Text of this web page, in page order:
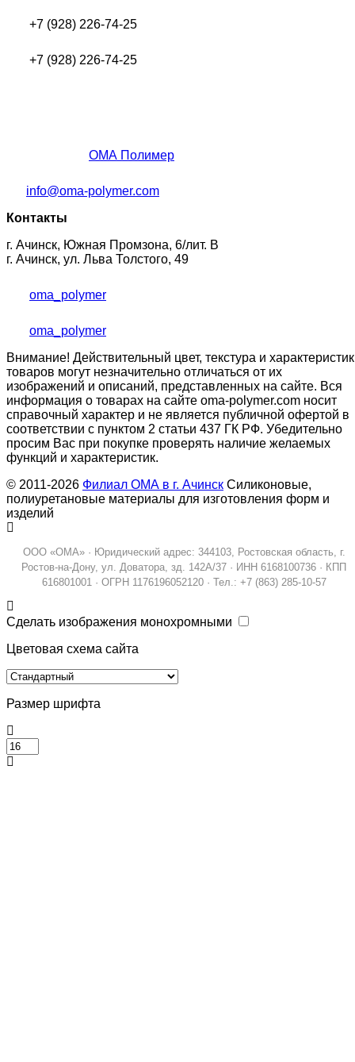
+7 (928) 226-74-25
+7 (928) 226-74-25
ОМА Полимер
info@oma-polymer.com
Контакты
г. Ачинск, Южная Промзона, 6/лит. В
г. Ачинск, ул. Льва Толстого, 49
oma_polymer
oma_polymer
Внимание! Действительный цвет, текстура и
товаров могут незначительно отличаться от их
изображений и описаний, представленных на сайте. Вся
информация о товарах на сайте oma-polymer.com носит
справочный характер и не является публичной офертой в
соответствии с пунктом 2 статьи 437 ГК РФ. Убедительно
просим Вас при покупке проверять наличие желаемых
функций и характеристик.
© 2011-2026 Филиал ОМА в г. Ачинск Силиконовые,
полиуретановые материалы для изготовления форм и
изделий
ООО «ОМА» · Юридический адрес: 344103, Ростовская область, г.
Ростов-на-Дону, ул. Доватора, зд. 142А/37 · ИНН 6168100736 · КПП
616801001 · ОГРН 1176196052120 · Тел.: +7 (863) 285-10-57
Сделать изображения монохромными
Цветовая схема сайта
Размер шрифта